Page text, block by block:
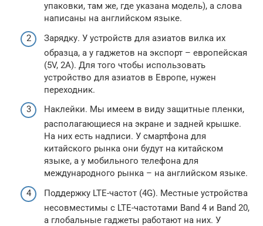
упаковки, там же, где указана модель), а слова
написаны на английском языке.
Зарядку. У устройств для азиатов вилка их
образца, а у гаджетов на экспорт – европейская
(5V, 2A). Для того чтобы использовать
устройство для азиатов в Европе, нужен
переходник.
Наклейки. Мы имеем в виду защитные пленки,
располагающиеся на экране и задней крышке.
На них есть надписи. У смартфона для
китайского рынка они будут на китайском
языке, а у мобильного телефона для
международного рынка – на английском языке.
Поддержку LTE-частот (4G). Местные устройства
несовместимы с LTE-частотами Band 4 и Band 20,
а глобальные гаджеты работают на них. У